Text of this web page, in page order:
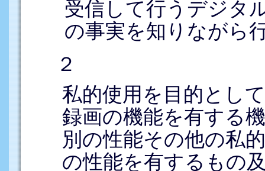
受信して行うデジタ
の事実を知りながら
２
私的使用を目的とし
録画の機能を有する
別の性能その他の私
の性能を有するもの